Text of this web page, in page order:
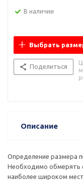
В наличии
Выбрать
Поделиться
Описание
Определение размера
Необходимо обмерять
наиболее широком